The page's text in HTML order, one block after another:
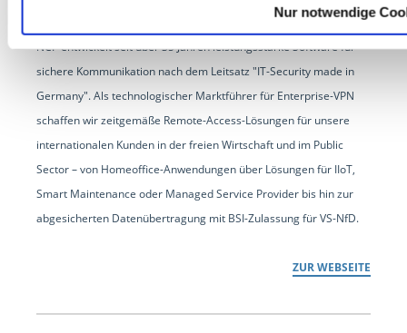
Nur notwendige
NCP entwickelt seit über 35 Jahren leistungsstarke Software für
sichere Kommunikation nach dem Leitsatz "IT-Security made in
Germany". Als technologischer Marktführer für Enterprise-VPN
schaffen wir zeitgemäße Remote-Access-Lösungen für unsere
internationalen Kunden in der freien Wirtschaft und im Public
Sector – von Homeoffice-Anwendungen über Lösungen für IIoT,
Smart Maintenance oder Managed Service Provider bis hin zur
abgesicherten Datenübertragung mit BSI-Zulassung für VS-NfD.
ZUR WEBSEITE